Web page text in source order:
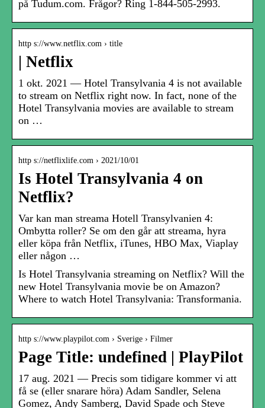
på Tudum.com. Frågor? Ring 1-844-505-2993.
http s://www.netflix.com › title
| Netflix
1 okt. 2021 — Hotel Transylvania 4 is not available
to stream on Netflix right now. In fact, none of the
Hotel Transylvania movies are available to stream
on …
http s://netflixlife.com › 2021/10/01
Is Hotel Transylvania 4 on
Netflix?
Var kan man streama Hotell Transylvanien 4:
Ombytta roller? Se om den går att streama, hyra
eller köpa från Netflix, iTunes, HBO Max, Viaplay
eller någon …
Is Hotel Transylvania streaming on Netflix? Will the
new Hotel Transylvania movie be on Amazon?
Where to watch Hotel Transylvania: Transformania.
http s://www.playpilot.com › Sverige › Filmer
Page Title: undefined | PlayPilot
17 aug. 2021 — Precis som tidigare kommer vi att
få se (eller snarare höra) Adam Sandler, Selena
Gomez, Andy Samberg, David Spade och Steve